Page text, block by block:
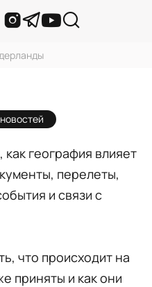
география влияет
перелеты,
и связи с
что происходит на
приняты и как они